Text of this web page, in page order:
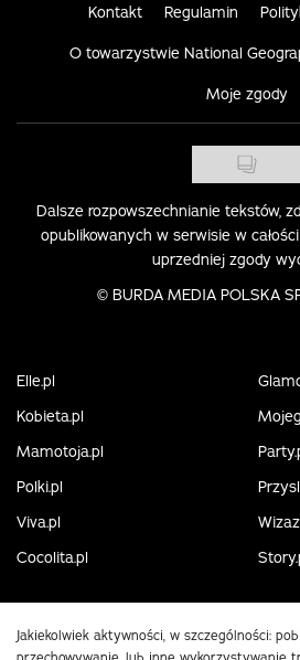
Kontakt Regulamin
O towarzystwie National
Moje zgody
Dalsze rozpowszechnianie tekstów,
opublikowanych w serwisie w
uprzedniej zgody
© BURDA MEDIA POLSKA
Elle.pl
Kobieta.pl
Mamotoja.pl
Polki.pl
Viva.pl
Cocolita.pl
Jakiekolwiek aktywności, w szczególności: